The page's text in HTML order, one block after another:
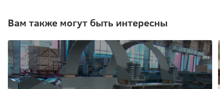
Вам также могут быть интересны